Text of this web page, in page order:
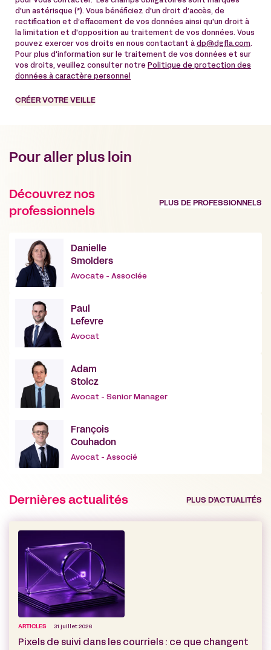
d'un astérisque (*). Vous bénéficiez d'un droit d’accès, de
rectification et d’effacement de vos données ainsi qu'un droit à
la limitation et d'opposition au traitement de vos données. Vous
pouvez exercer vos droits en nous contactant à dp@dgfla.com.
Pour plus d'information sur le traitement de vos données et sur
vos droits, veuillez consulter notre Politique de protection des
données à caractère personnel
CRÉER VOTRE VEILLE
Pour aller plus loin
Découvrez nos
professionnels
PLUS DE PROFESSIONNELS
Danielle
Smolders
Avocate - Associée
Paul
Lefevre
Avocat
Adam
Stolcz
Avocat - Senior Manager
François
Couhadon
Avocat - Associé
Dernières actualités PLUS D’ACTUALITÉS
ARTICLES 31 juillet 2026
Pixels de suivi dans les courriels : ce que changent